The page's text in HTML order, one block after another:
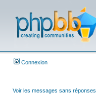
Connexion
Voir les messages sans réponses